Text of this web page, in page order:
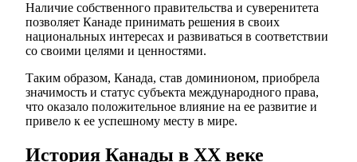
Наличие собственного правительства и суверенитета
позволяет Канаде принимать решения в своих
национальных интересах и развиваться в соответствии
со своими целями и ценностями.
Таким образом, Канада, став доминионом, приобрела
значимость и статус субъекта международного права,
что оказало положительное влияние на ее развитие и
привело к ее успешному месту в мире.
История Канады в ХХ веке